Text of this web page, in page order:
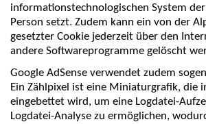
informationstechnologischen System
Person setzt. Zudem kann ein von der
gesetzter Cookie jederzeit über den
andere Softwareprogramme gelöscht
Google AdSense verwendet zudem
Ein Zählpixel ist eine Miniaturgrafik, die
eingebettet wird, um eine Logdatei-
Logdatei-Analyse zu ermöglichen,